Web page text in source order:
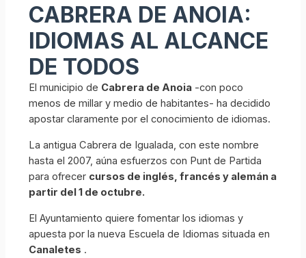
CABRERA DE ANOIA:
IDIOMAS AL ALCANCE
DE TODOS
El municipio de Cabrera de Anoia -con poco
menos de millar y medio de habitantes- ha decidido
apostar claramente por el conocimiento de idiomas.
La antigua Cabrera de Igualada, con este nombre
hasta el 2007, aúna esfuerzos con Punt de Partida
para ofrecer cursos de inglés, francés y alemán a
partir del 1 de octubre.
El Ayuntamiento quiere fomentar los idiomas y
apuesta por la nueva Escuela de Idiomas situada en
Canaletes .